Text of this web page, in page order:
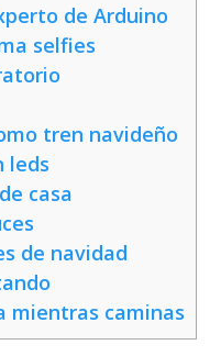
de Arduino
selfies
tren navideño
leds
casa
de navidad
mientras caminas